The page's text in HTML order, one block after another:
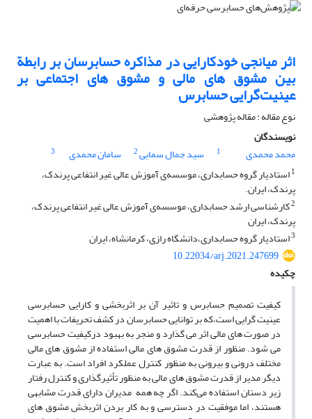
اثر میانجی خودکارایی در مذاکره حسابرسان بر رابطة
بین مشوق های مالی و مشوق های اجتماعی بر
عینیت‌گرایی حسابرس
نوع مقاله : مقاله پژوهشی
نویسندگان
محمد محمدی
1 سید جمال سمایی2 سامان محمدی
3
1استادیار گروه حسابداری، موسسه‌ی آموزش عالی غیر انتفاعی پرندک،
پرندک، ایران.
2کارشناسی ارشد حسابداری، موسسه‌ی آموزش عالی غیر انتفاعی پرندک،
پرندک، ایران
3استادیار گروه حسابداری،دانشگاه رازی، کرمانشاه، ایران
10.22034/arj.2021.247699
چکیده
کیفیت تصمیم حسابرس و تاثیر آن بر اثربخشی و کارایی حسابرسی
عینیت گرایی است،که بر توانایی حسابرسان در کشف تحریفات با اهمیت
در صورت های مالی اثر می گذارد و منجر به بهبود درکیفیت حسابرسی
می شود. منظور از قدرت مشوق های مالی استفاده از مشوق های مالی
مختلف درونی و بیرونی به منظور کنترل عملکرد افراد است. به عبارت
دیگر مدیر از قدرت مشوق های مالی به منظور تأثیرگذاری و کنترل رفتار
زیر دستان استفاده می‌کند. اگر چه همه مدیران دارای قدرت مشابهی
هستند، اما موفقیت در دسترسی و به کار بردن اثربخش مشوق های